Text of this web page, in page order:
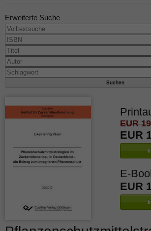
Erweiterte Suche
EUR
EUR
E-
EUR